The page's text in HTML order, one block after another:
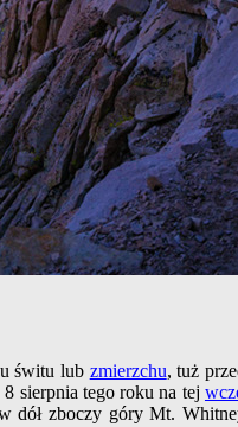
świtu lub zmierzchu, tuż
sierpnia tego roku na tej
dół zboczy góry Mt.